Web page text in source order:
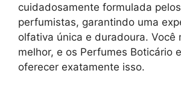
cuidadosamente formulada
perfumistas, garantindo uma
olfativa única e duradoura. Você
melhor, e os Perfumes Boticário
oferecer exatamente isso.